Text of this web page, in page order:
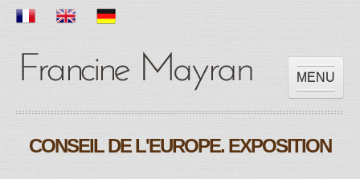
MENU
OEUVRES
CONSEIL DE L'EUROPE. EXPOSITION